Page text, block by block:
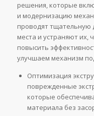
решения, которые
и модернизацию
проводят тщательную
места и устраняют их,
повысить
улучшаем механизм
Оптимизация
поврежденные
которые
материала без